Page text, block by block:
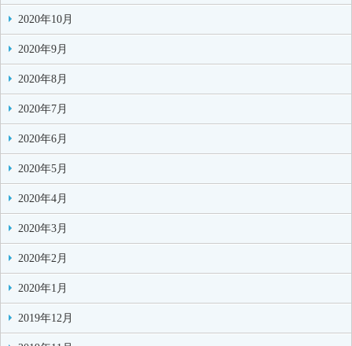
2020年10月
2020年9月
2020年8月
2020年7月
2020年6月
2020年5月
2020年4月
2020年3月
2020年2月
2020年1月
2019年12月